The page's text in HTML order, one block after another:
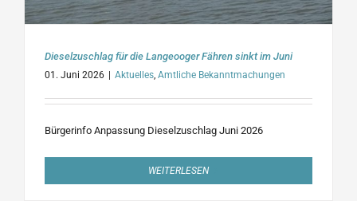
Dieselzuschlag für die Langeooger Fähren sinkt im Juni
01. Juni 2026 Aktuelles, Amtliche Bekanntmachungen
Bürgerinfo Anpassung Dieselzuschlag Juni 2026
WEITERLESEN